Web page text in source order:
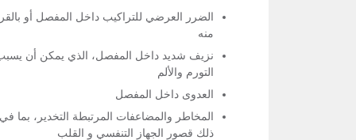
الضرر العرضي للتراكيب داخل المفصل أو
منه
نزيف شديد داخل المفصل، الذي يمكن أن
التورم والألم
العدوى داخل المفصل
المخاطر والمضاعفات المرتبطة التخدير، بما في
ذلك قصور الجهاز التنفسي و القلب